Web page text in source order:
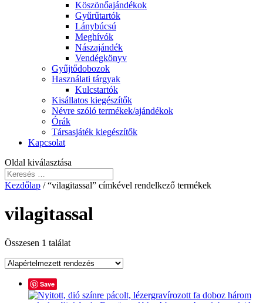
Köszönőajándékok
Gyűrűtartók
Lánybúcsú
Meghívók
Nászajándék
Vendégkönyv
Gyűjtődobozok
Használati tárgyak
Kulcstartók
Kisállatos kiegészítők
Névre szóló termékek/ajándékok
Órák
Társasjáték kiegészítők
Kapcsolat
Oldal kiválasztása
Kezdőlap / “vilagitassal” címkével rendelkező termékek
vilagitassal
Összesen 1 találat
Save